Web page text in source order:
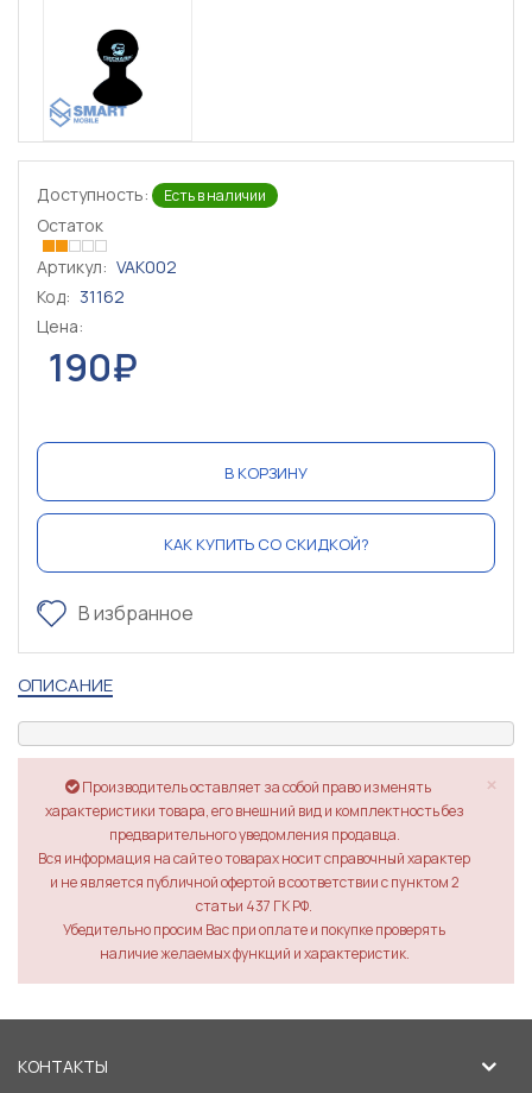
Доступность: Есть в наличии
Остаток
Артикул: VAK002
Код: 31162
Цена:
190₽
В КОРЗИНУ
КАК КУПИТЬ СО СКИДКОЙ?
В избранное
ОПИСАНИЕ
×
Производитель оставляет за собой право изменять
характеристики товара, его внешний вид и комплектность без
предварительного уведомления продавца.
Вся информация на сайте о товарах носит справочный характер
и не является публичной офертой в соответствии с пунктом 2
статьи 437 ГК РФ.
Убедительно просим Вас при оплате и покупке проверять
наличие желаемых функций и характеристик.
КОНТАКТЫ